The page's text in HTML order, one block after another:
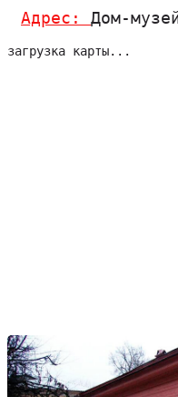
Адрес: Дом-
загрузка карты...